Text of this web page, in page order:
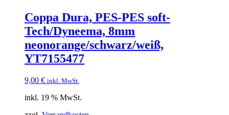
Coppa Dura, PES-PES soft-
Tech/Dyneema, 8mm
neonorange/schwarz/weiß,
YT7155477
9,00 € inkl. MwSt.
inkl. 19 % MwSt.